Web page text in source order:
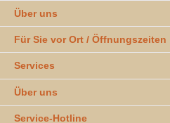
Über uns
Für Sie vor Ort / Öffnungszeiten
Services
Über uns
Service-Hotline